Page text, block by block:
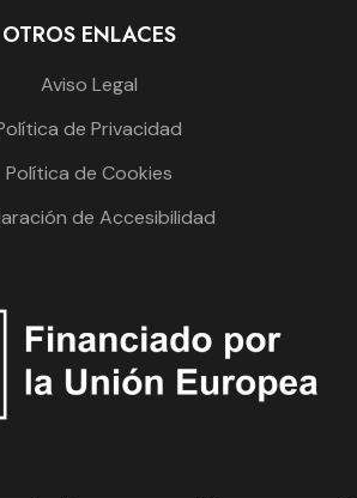
OTROS ENLACES
Aviso Legal
de Privacidad
Política de Cookies
de Accesibilidad